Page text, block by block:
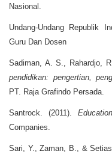
Nasional.
Undang-Undang Republik
Guru Dan Dosen
Sadiman, A. S., Rahardjo,
pendidikan: pengertian,
PT. Raja Grafindo Persada.
Santrock. (2011).
Companies.
Sari, Y., Zaman, B., &